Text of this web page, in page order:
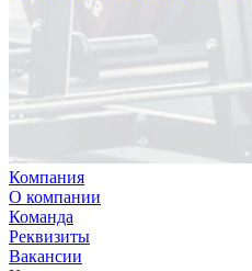
Компания
О компании
Команда
Реквизиты
Вакансии